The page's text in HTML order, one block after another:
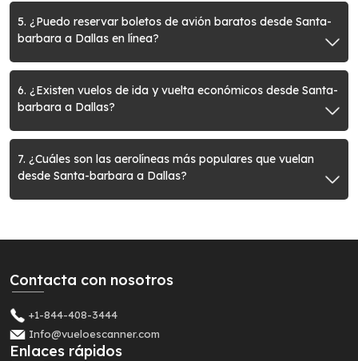
5. ¿Puedo reservar boletos de avión baratos desde Santa-
barbara a Dallas en línea?
6. ¿Existen vuelos de ida y vuelta económicos desde Santa-
barbara a Dallas?
7. ¿Cuáles son las aerolíneas más populares que vuelan
desde Santa-barbara a Dallas?
Contacta con nosotros
+1-844-408-3444
Info@vueloescanner.com
Enlaces rápidos